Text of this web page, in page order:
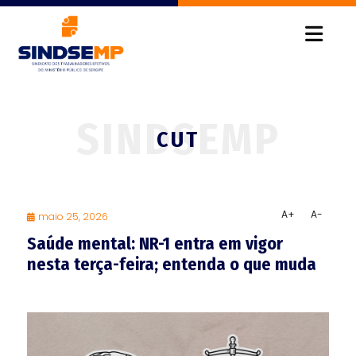
CUT
maio 25, 2026 A+ A-
Saúde mental: NR-1 entra em vigor
nesta terça-feira; entenda o que muda